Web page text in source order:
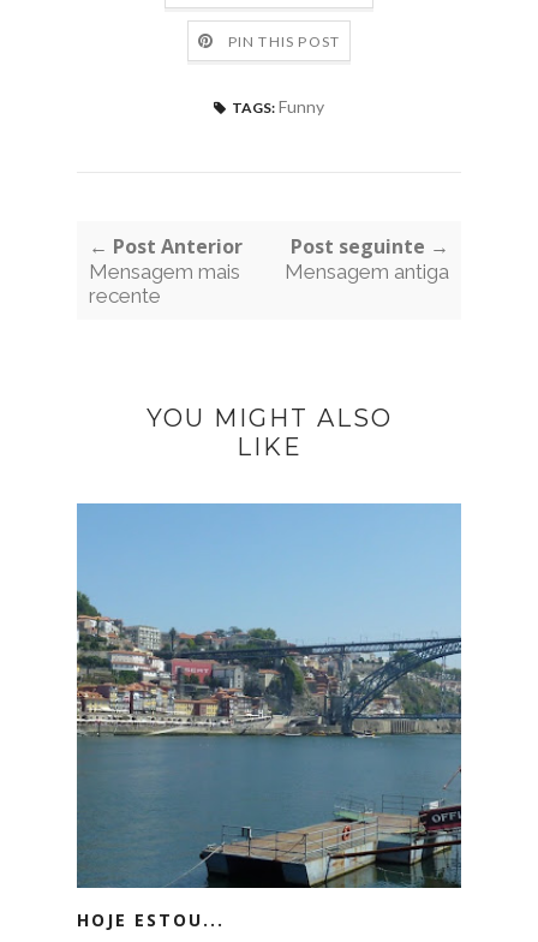
PIN THIS POST
TAGS: Funny
← Post Anterior
Mensagem mais
recente
Post seguinte →
Mensagem antiga
YOU MIGHT ALSO
LIKE
HOJE ESTOU...